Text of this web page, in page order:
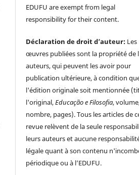
EDUFU are exempt from legal
responsibility for their content.
Déclaration de droit d’auteur: Les
œuvres publiées sont la propriété de
auteurs, qui peuvent les avoir pour
publication ultérieure, à condition
l'édition originale soit mentionnée
l'original,Educação e Filosofia,
nombre, pages). Tous les articles de
revue relèvent de la seule
leurs auteurs et aucune
légale quant à son contenu
périodique ou à l’EDUFU.